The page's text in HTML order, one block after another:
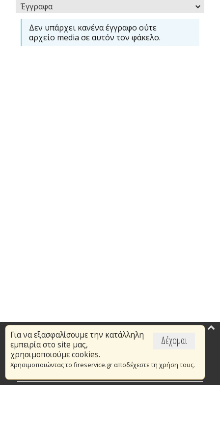
Έγγραφα
Δεν υπάρχει κανένα έγγραφο ούτε
αρχείο media σε αυτόν τον φάκελο.
Δέχομαι
Για να εξασφαλίσουμε την κατάλληλη
εμπειρία στο site μας,
χρησιμοποιούμε cookies.
Χρησιμοποιώντας το fireservice.gr αποδέχεστε τη χρήση τους.
Επικαιρότητα
Το Πυροσβεστικό Σώμα